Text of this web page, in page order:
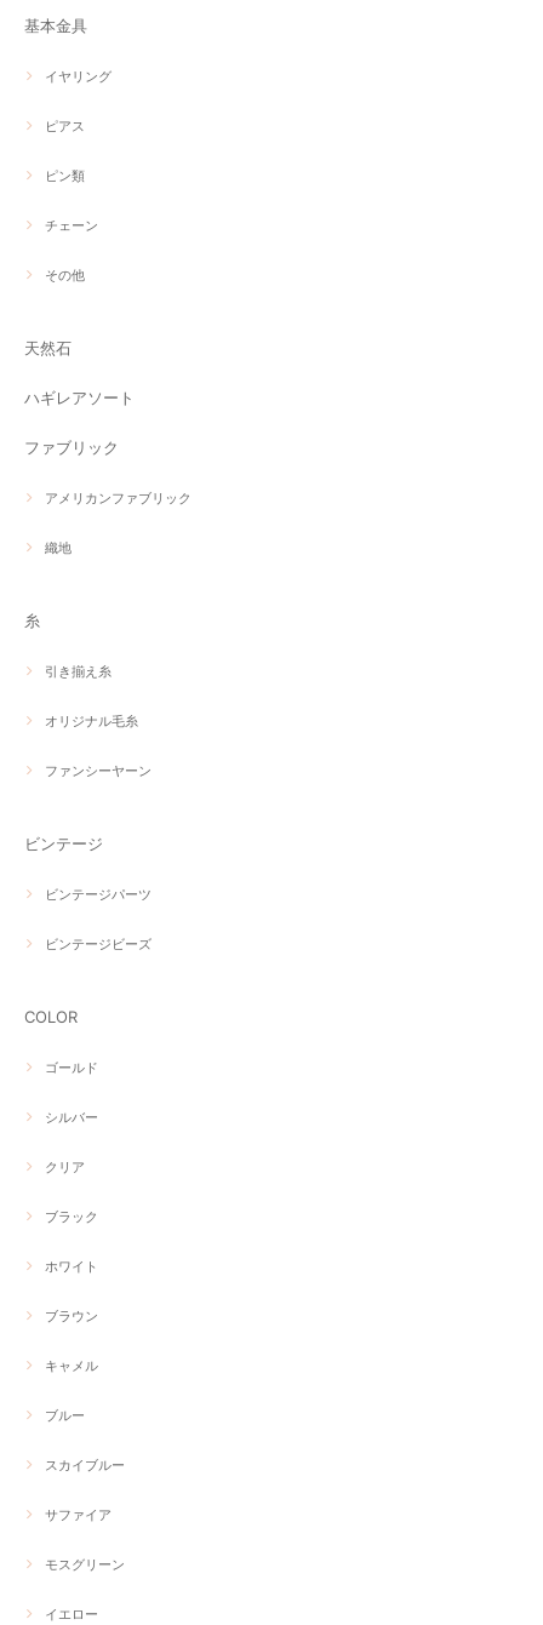
基本金具
イヤリング
ピアス
ピン類
チェーン
その他
天然石
ハギレアソート
ファブリック
アメリカンファブリック
織地
糸
引き揃え糸
オリジナル毛糸
ファンシーヤーン
ビンテージ
ビンテージパーツ
ビンテージビーズ
COLOR
ゴールド
シルバー
クリア
ブラック
ホワイト
ブラウン
キャメル
ブルー
スカイブルー
サファイア
モスグリーン
イエロー